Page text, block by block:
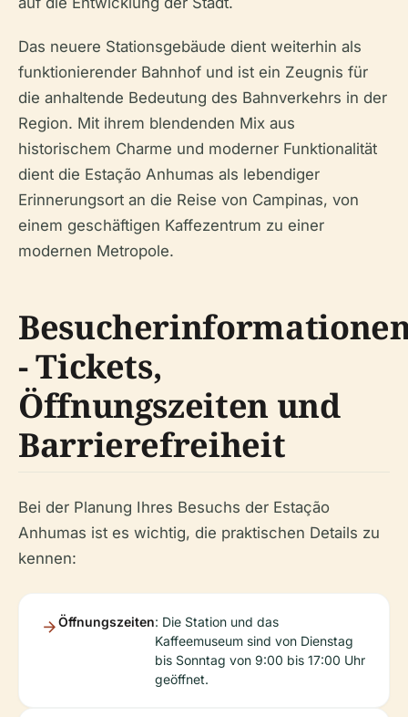
Das neuere Stationsgebäude dient weiterhin als
funktionierender Bahnhof und ist ein Zeugnis für
die anhaltende Bedeutung des Bahnverkehrs in der
Region. Mit ihrem blendenden Mix aus
historischem Charme und moderner Funktionalität
dient die Estação Anhumas als lebendiger
Erinnerungsort an die Reise von Campinas, von
einem geschäftigen Kaffezentrum zu einer
modernen Metropole.
- Tickets,
Öffnungszeiten und
Barrierefreiheit
Bei der Planung Ihres Besuchs der Estação
Anhumas ist es wichtig, die praktischen Details zu
kennen:
Öffnungszeiten: Die Station und das
Kaffeemuseum sind von Dienstag
bis Sonntag von 9:00 bis 17:00 Uhr
geöffnet.